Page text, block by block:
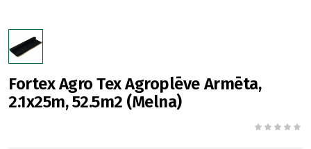
Fortex Agro Tex Agroplēve Armēta,
2.1x25m, 52.5m2 (Melna)